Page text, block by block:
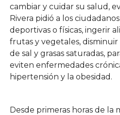
cambiar y cuidar su salud,
Rivera pidió a los
deportivas o físicas, ingerir
frutas y vegetales,
de sal y grasas saturadas,
eviten enfermedades
hipertensión y la obesidad.
Desde primeras horas de la